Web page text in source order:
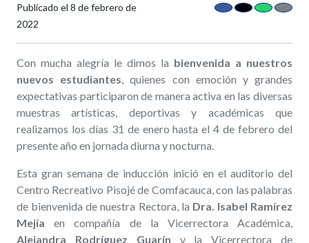
Publicado el 8 de febrero de
2022
Con mucha alegría le dimos la bienvenida a nuestros
nuevos estudiantes , quienes con emoción y grandes
expectativas participaron de manera activa en las diversas
muestras artísticas, deportivas y académicas que
realizamos los días 31 de enero hasta el 4 de febrero del
presente año en jornada diurna y nocturna.
Esta gran semana de inducción inició en el auditorio del
Centro Recreativo Pisojé de Comfacauca, con las palabras
de bienvenida de nuestra Rectora, la Dra. Isabel Ramírez
Mejía en compañía de la Vicerrectora Académica,
Alejandra Rodríguez Guarín y la Vicerrectora de